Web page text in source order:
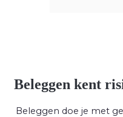
Beleggen kent
Beleggen doe je met